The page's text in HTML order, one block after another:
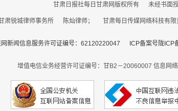
甘肃日报社每日甘肃网版权所有 未经书面
甘肃锐城律师事务所 陈灿律师； 甘肃每日传媒网络科技
网新闻信息服务许可证编号：62120220047 ICP备案号陇ICP
增值电信业务经营许可证编号：甘B2－20060007 信息网